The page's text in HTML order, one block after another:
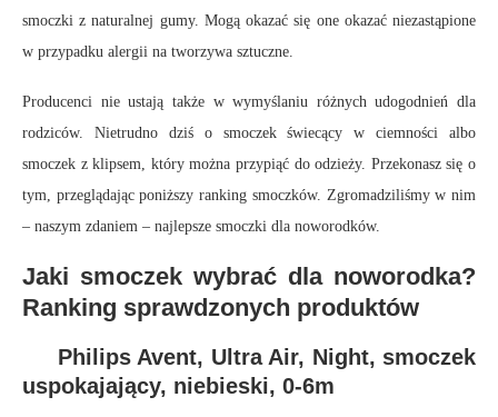
smoczki z naturalnej gumy. Mogą okazać się one okazać niezastąpione
w przypadku alergii na tworzywa sztuczne.
Producenci nie ustają także w wymyślaniu różnych udogodnień dla
rodziców. Nietrudno dziś o smoczek świecący w ciemności albo
smoczek z klipsem, który można przypiąć do odzieży. Przekonasz się o
tym, przeglądając poniższy ranking smoczków. Zgromadziliśmy w nim
– naszym zdaniem – najlepsze smoczki dla noworodków.
Jaki smoczek wybrać dla noworodka?
Ranking sprawdzonych produktów
Philips Avent, Ultra Air, Night, smoczek
uspokajający, niebieski, 0-6m